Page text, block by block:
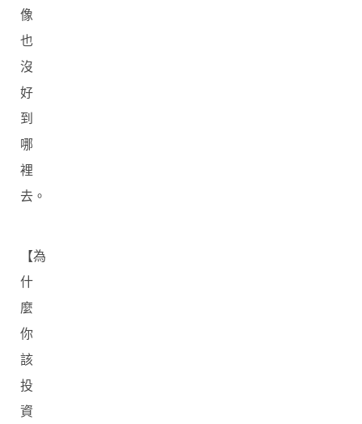
像
也
沒
好
到
哪
裡
去。
【為
什
麼
你
該
投
資